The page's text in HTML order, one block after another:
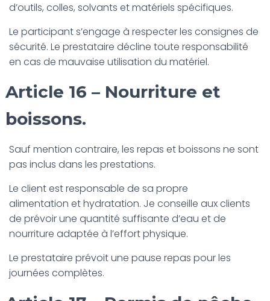
d’outils, colles, solvants et matériels spécifiques.
Le participant s’engage à respecter les consignes de
sécurité. Le prestataire décline toute responsabilité
en cas de mauvaise utilisation du matériel.
Article 16 – Nourriture et
boissons.
Sauf mention contraire, les repas et boissons ne sont
pas inclus dans les prestations.
Le client est responsable de sa propre
alimentation et hydratation. Je conseille aux clients
de prévoir une quantité suffisante d’eau et de
nourriture adaptée à l’effort physique.
Le prestataire prévoit une pause repas pour les
journées complètes.